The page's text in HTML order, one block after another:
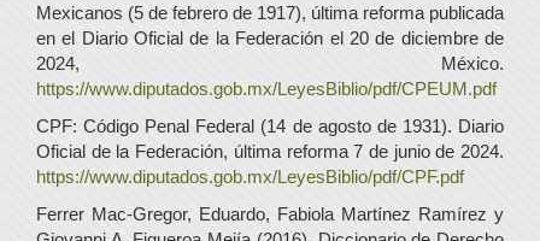
Mexicanos (5 de febrero de 1917), última reforma publicada
en el Diario Oficial de la Federación el 20 de diciembre de
2024, México.
https://www.diputados.gob.mx/LeyesBiblio/pdf/CPEUM.pdf
CPF: Código Penal Federal (14 de agosto de 1931). Diario
Oficial de la Federación, última reforma 7 de junio de 2024.
https://www.diputados.gob.mx/LeyesBiblio/pdf/CPF.pdf
Ferrer Mac-Gregor, Eduardo, Fabiola Martínez Ramírez y